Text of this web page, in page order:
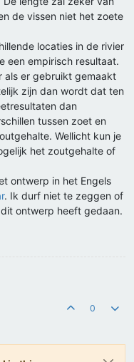
de vissen niet het zoete
locaties in de rivier
een empirisch resultaat.
als er gebruikt gemaakt
zijn dan wordt dat ten
dan
tussen zoet en
Wellicht kun je
het zoutgehalte of
ontwerp in het Engels
. Ik durf niet te zeggen of
ontwerp heeft gedaan.
0